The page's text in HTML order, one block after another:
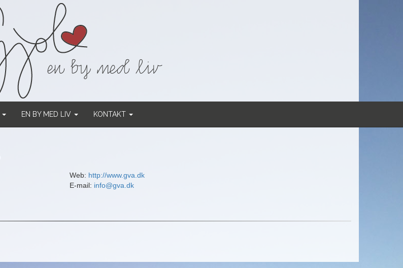
EN BY MED LIV KONTAKT
Web: http://www.gva.dk
E-mail: info@gva.dk